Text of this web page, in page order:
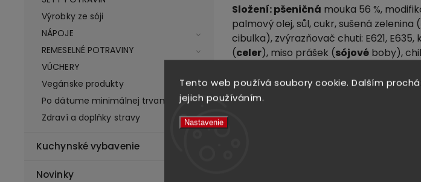
Tento web používá soubory cookie. Dalším
jejich používáním.
Nastavenie
Výrobky ze sóji
NÁPOJE
REMESELNÉ POTRAVINY
VÚCHERY
Vegánske produkty
Po dátume minimálnej trvanlivosti
Zdraví a doplňky stravy
Kuchynské vybavenie
Novinky
Složení: pšeničná mouka 56 %,
palmový olej, sůl, cukr, sušená zelenina
cibulka), zvýrazňovač chuti: E621, E635,
(celer), miso prášek (sójové boby),
prášek (glukózový sirup,
olej,mléčný